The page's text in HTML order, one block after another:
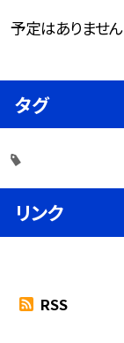
予定はありません
タグ
リンク
RSS